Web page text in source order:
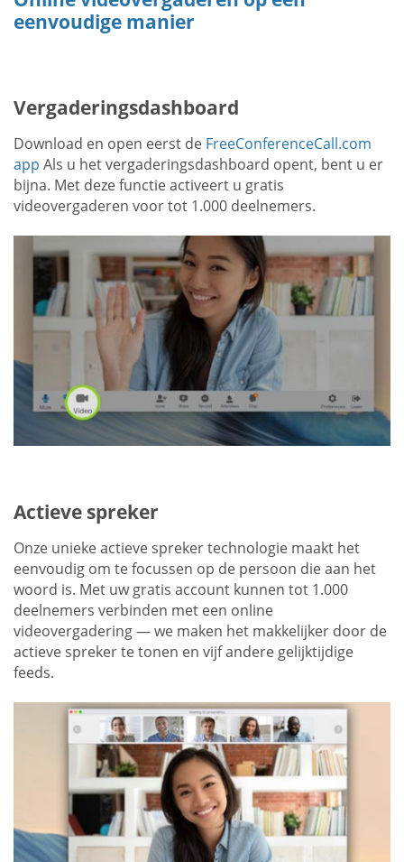
eenvoudige manier
Vergaderingsdashboard
Download en open eerst de FreeConferenceCall.com
app Als u het vergaderingsdashboard opent, bent u er
bijna. Met deze functie activeert u gratis
videovergaderen voor tot 1.000 deelnemers.
Actieve spreker
Onze unieke actieve spreker technologie maakt het
eenvoudig om te focussen op de persoon die aan het
woord is. Met uw gratis account kunnen tot 1.000
deelnemers verbinden met een online
videovergadering — we maken het makkelijker door de
actieve spreker te tonen en vijf andere gelijktijdige
feeds.